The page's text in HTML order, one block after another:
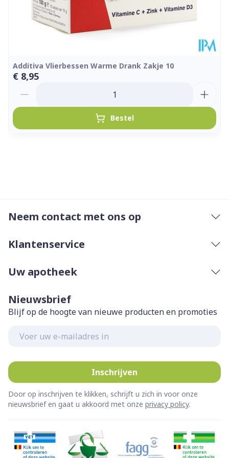
Additiva Vlierbessen Warme Drank Zakje 10
€ 8,95
Bestel
Neem contact met ons op
Klantenservice
Uw apotheek
Nieuwsbrief
Blijf op de hoogte van nieuwe producten en promoties
Inschrijven
Door op inschrijven te klikken, schrijft u zich in voor onze
nieuwsbrief en gaat u akkoord met onze privacy policy.